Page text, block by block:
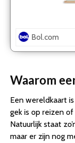
Bol.com
Waarom
Een wereldkaart
gek is op reizen
Natuurlijk staat
maar er zijn nog